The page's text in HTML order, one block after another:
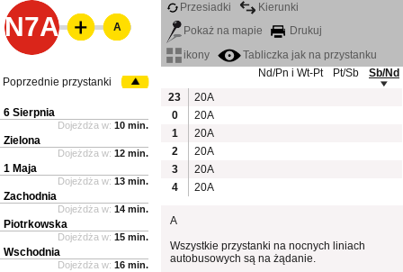
N7A
Przesiadki
Kierunki
Pokaż na mapie
Drukuj
ikony
Tabliczka jak na przystanku
Nd/Pn i Wt-Pt
Pt/Sb
Sb/Nd
23
20A
0
20A
1
20A
2
20A
3
20A
4
20A
A
Wszystkie przystanki na nocnych liniach
autobusowych są na żądanie.
A
Poprzednie przystanki
6 Sierpnia
Dojeżdża w: 10 min.
Zielona
Dojeżdża w: 12 min.
1 Maja
Dojeżdża w: 13 min.
Zachodnia
Dojeżdża w: 14 min.
Piotrkowska
Dojeżdża w: 15 min.
Wschodnia
Dojeżdża w: 16 min.